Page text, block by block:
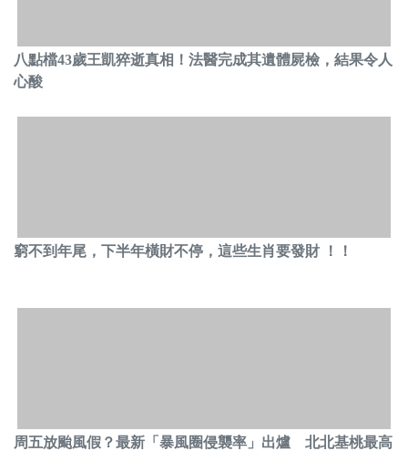
八點檔43歲王凱猝逝真相！法醫完成其遺體屍檢，結果令人
心酸
窮不到年尾，下半年橫財不停，這些生肖要發財 ！！
周五放颱風假？最新「暴風圈侵襲率」出爐 北北基桃最高